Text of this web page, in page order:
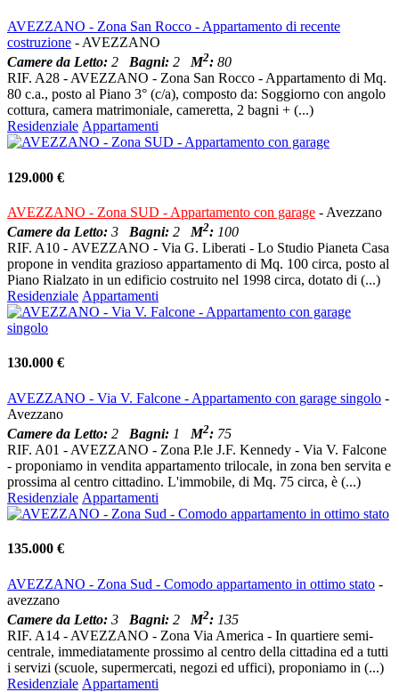
AVEZZANO - Zona San Rocco - Appartamento di recente
costruzione - AVEZZANO
Camere da Letto: 2 Bagni: 2 M2: 80
RIF. A28 - AVEZZANO - Zona San Rocco - Appartamento di Mq.
80 c.a., posto al Piano 3° (c/a), composto da: Soggiorno con angolo
cottura, camera matrimoniale, cameretta, 2 bagni + (...)
Residenziale Appartamenti
129.000 €
AVEZZANO - Zona SUD - Appartamento con garage - Avezzano
Camere da Letto: 3 Bagni: 2 M2: 100
RIF. A10 - AVEZZANO - Via G. Liberati - Lo Studio Pianeta Casa
propone in vendita grazioso appartamento di Mq. 100 circa, posto al
Piano Rialzato in un edificio costruito nel 1998 circa, dotato di (...)
Residenziale Appartamenti
130.000 €
AVEZZANO - Via V. Falcone - Appartamento con garage singolo -
Avezzano
Camere da Letto: 2 Bagni: 1 M2: 75
RIF. A01 - AVEZZANO - Zona P.le J.F. Kennedy - Via V. Falcone
- proponiamo in vendita appartamento trilocale, in zona ben servita e
prossima al centro cittadino. L'immobile, di Mq. 75 circa, è (...)
Residenziale Appartamenti
135.000 €
AVEZZANO - Zona Sud - Comodo appartamento in ottimo stato -
avezzano
Camere da Letto: 3 Bagni: 2 M2: 135
RIF. A14 - AVEZZANO - Zona Via America - In quartiere semi-
centrale, immediatamente prossimo al centro della cittadina ed a tutti
i servizi (scuole, supermercati, negozi ed uffici), proponiamo in (...)
Residenziale Appartamenti